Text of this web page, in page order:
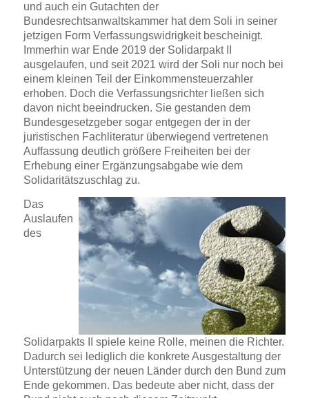
und auch ein Gutachten der
Bundesrechtsanwaltskammer hat dem Soli in seiner
jetzigen Form Verfassungswidrigkeit bescheinigt.
Immerhin war Ende 2019 der Solidarpakt II
ausgelaufen, und seit 2021 wird der Soli nur noch bei
einem kleinen Teil der Einkommensteuerzahler
erhoben. Doch die Verfassungsrichter ließen sich
davon nicht beeindrucken. Sie gestanden dem
Bundesgesetzgeber sogar entgegen der in der
juristischen Fachliteratur überwiegend vertretenen
Auffassung deutlich größere Freiheiten bei der
Erhebung einer Ergänzungsabgabe wie dem
Solidaritätszuschlag zu.
Das
Auslaufen
des
Solidarpakts II spiele keine Rolle, meinen die Richter.
Dadurch sei lediglich die konkrete Ausgestaltung der
Unterstützung der neuen Länder durch den Bund zum
Ende gekommen. Das bedeute aber nicht, dass der